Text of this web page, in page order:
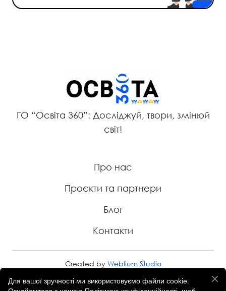
ГО “Освіта 360”: Досліджуй, твори, змінюй
світ!
Про нас
Проєкти та партнери
Блог
Контакти
Created by Weblium Studio
Для вашої зручності ми використовуємо файли cookie.